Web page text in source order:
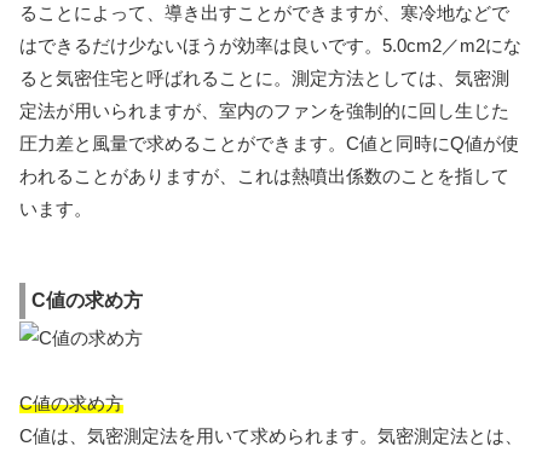
ることによって、導き出すことができますが、寒冷地などで
はできるだけ少ないほうが効率は良いです。5.0cm2／m2にな
ると気密住宅と呼ばれることに。測定方法としては、気密測
定法が用いられますが、室内のファンを強制的に回し生じた
圧力差と風量で求めることができます。C値と同時にQ値が使
われることがありますが、これは熱噴出係数のことを指して
います。
C値の求め方
C値の求め方
C値は、気密測定法を用いて求められます。気密測定法とは、